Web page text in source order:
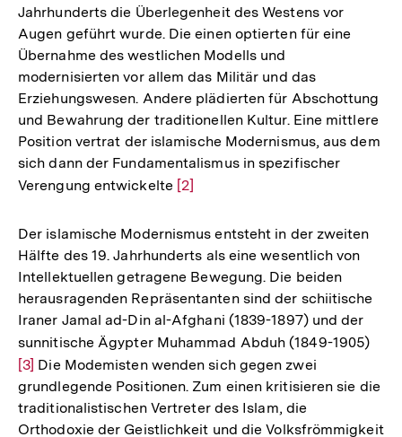
Jahrhunderts die Überlegenheit des Westens vor
Augen geführt wurde. Die einen optierten für eine
Übernahme des westlichen Modells und
modernisierten vor allem das Militär und das
Erziehungswesen. Andere plädierten für Abschottung
und Bewahrung der traditionellen Kultur. Eine mittlere
Position vertrat der islamische Modernismus, aus dem
sich dann der Fundamentalismus in spezifischer
Verengung entwickelte Zur
der
Fußnote
[2]
Der islamische Modernismus entsteht in der zweiten
Hälfte des 19. Jahrhunderts als eine wesentlich von
Intellektuellen getragene Bewegung. Die beiden
herausragenden Repräsentanten sind der schiitische
Iraner Jamal ad-Din al-Afghani (1839-1897) und der
sunnitische Ägypter Muhammad Abduh (1849-1905)
der
[3] Die Modemisten wenden sich gegen zwei
grundlegende Positionen. Zum einen kritisieren sie die
traditionalistischen Vertreter des Islam, die
Orthodoxie der Geistlichkeit und die Volksfrömmigkeit